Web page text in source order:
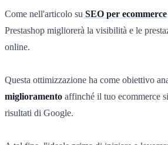
Come nell'articolo su SEO per ecommerce
Prestashop migliorerà la visibilità e le
online.
Questa ottimizzazione ha come obiettivo
miglioramento affinché il tuo ecommerce
risultati di Google.